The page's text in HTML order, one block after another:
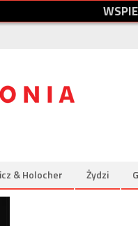
WSPIE
& Holocher Żydzi